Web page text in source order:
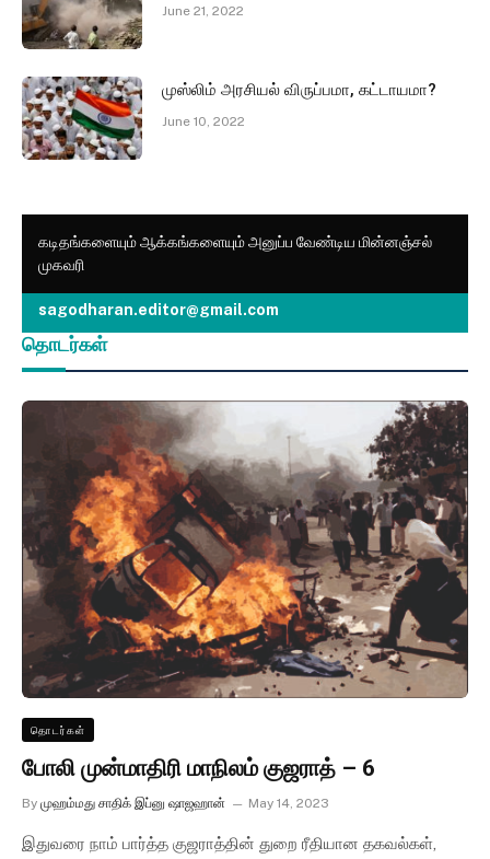
June 21, 2022
முஸ்லிம் அரசியல் விருப்பமா, கட்டாயமா?
June 10, 2022
கடிதங்களையும் ஆக்கங்களையும் அனுப்ப வேண்டிய மின்னஞ்சல்
முகவரி
sagodharan.editor@gmail.com
தொடர்கள்
தொடர்கள்
போலி முன்மாதிரி மாநிலம் குஜராத் – 6
By முஹம்மது சாதிக் இப்னு ஷாஜஹான் May 14, 2023
இதுவரை நாம் பார்த்த குஜராத்தின் துறை ரீதியான தகவல்கள்,